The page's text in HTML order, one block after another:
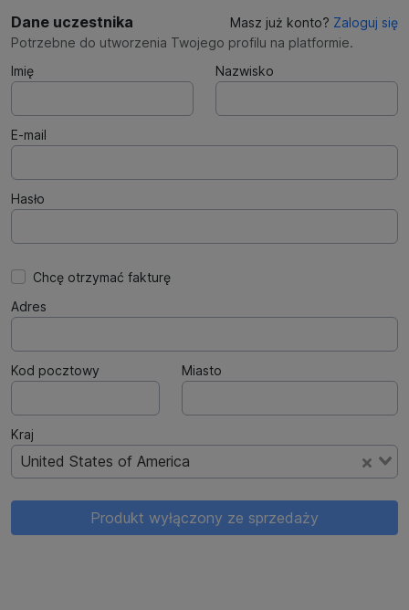
Dane uczestnika Masz już konto? Zaloguj się
Potrzebne do utworzenia Twojego profilu na platformie.
Imię
Nazwisko
E-mail
Hasło
Chcę otrzymać fakturę
Adres
Kod pocztowy Miasto
Kraj
United States of America
Produkt wyłączony ze sprzedaży